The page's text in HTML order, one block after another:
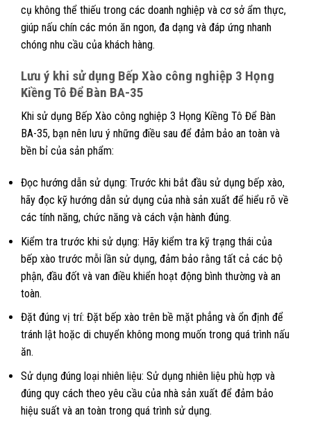
cụ không thể thiếu trong các doanh nghiệp và cơ sở ẩm thực,
giúp nấu chín các món ăn ngon, đa dạng và đáp ứng nhanh
chóng nhu cầu của khách hàng.
Lưu ý khi sử dụng Bếp Xào công nghiệp 3 Họng
Kiềng Tô Để Bàn BA-35
Khi sử dụng Bếp Xào công nghiệp 3 Họng Kiềng Tô Để Bàn
BA-35, bạn nên lưu ý những điều sau để đảm bảo an toàn và
bền bỉ của sản phẩm:
Đọc hướng dẫn sử dụng: Trước khi bắt đầu sử dụng bếp xào,
hãy đọc kỹ hướng dẫn sử dụng của nhà sản xuất để hiểu rõ về
các tính năng, chức năng và cách vận hành đúng.
Kiểm tra trước khi sử dụng: Hãy kiểm tra kỹ trạng thái của
bếp xào trước mỗi lần sử dụng, đảm bảo rằng tất cả các bộ
phận, đầu đốt và van điều khiển hoạt động bình thường và an
toàn.
Đặt đúng vị trí: Đặt bếp xào trên bề mặt phẳng và ổn định để
tránh lật hoặc di chuyển không mong muốn trong quá trình nấu
ăn.
Sử dụng đúng loại nhiên liệu: Sử dụng nhiên liệu phù hợp và
đúng quy cách theo yêu cầu của nhà sản xuất để đảm bảo
hiệu suất và an toàn trong quá trình sử dụng.